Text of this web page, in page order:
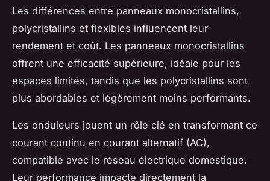
Les différences entre panneaux monocristallins,
polycristallins et flexibles influencent leur
rendement et coût. Les panneaux monocristallins
offrent une efficacité supérieure, idéale pour les
espaces limités, tandis que les polycristallins sont
plus abordables et légèrement moins performants.
Les onduleurs jouent un rôle clé en transformant ce
courant continu en courant alternatif (AC),
compatible avec le réseau électrique domestique.
Leur performance impacte directement la